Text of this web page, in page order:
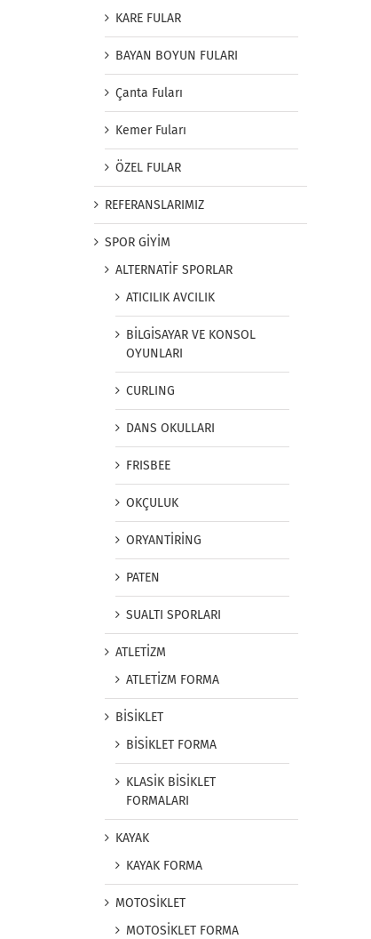
KARE FULAR
BAYAN BOYUN FULARI
Çanta Fuları
Kemer Fuları
ÖZEL FULAR
REFERANSLARIMIZ
SPOR GİYİM
ALTERNATİF SPORLAR
ATICILIK AVCILIK
BİLGİSAYAR VE KONSOL
OYUNLARI
CURLING
DANS OKULLARI
FRISBEE
OKÇULUK
ORYANTİRİNG
PATEN
SUALTI SPORLARI
ATLETİZM
ATLETİZM FORMA
BİSİKLET
BİSİKLET FORMA
KLASİK BİSİKLET
FORMALARI
KAYAK
KAYAK FORMA
MOTOSİKLET
MOTOSİKLET FORMA